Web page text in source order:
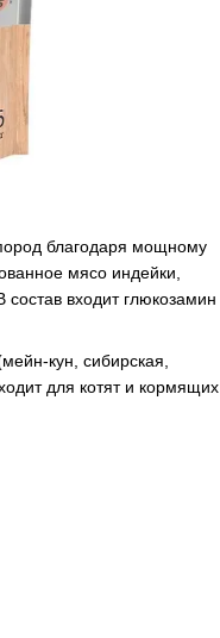
благодаря мощному
мясо индейки,
входит глюкозамин
кун, сибирская,
для котят и кормящих